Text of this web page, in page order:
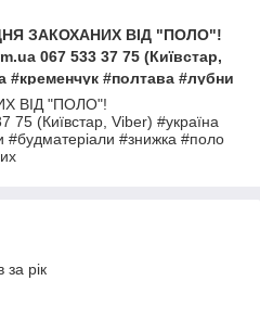
ЗАКОХАНИХ ВІД "ПОЛО"!
067 533 37 75 (Київстар,
#кременчук #полтава #лубни
#знижка #поло #поломаркет
ВІД "ПОЛО"!
(Київстар, Viber) #україна
#будматеріали #знижка #поло
за рік